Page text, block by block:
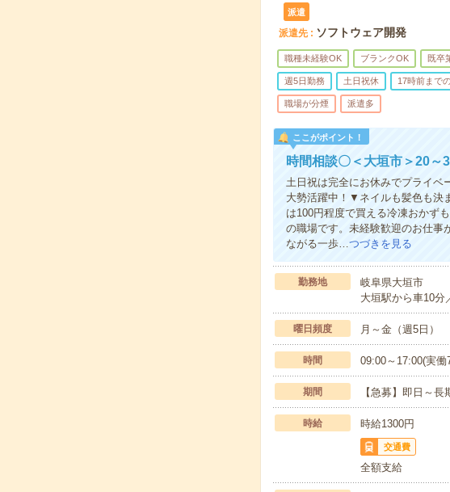
派遣
派遣先 ソフトウェア開発
職種未経験OK ブランクOK 既卒
週5日勤務 土日祝休 17時前まで
職場が分煙 派遣多
ここがポイント！
時間相談〇＜大垣市＞20～
土日祝は完全にお休みでプライ
大勢活躍中！▼ネイルも髪色も決
は100円程度で買える冷凍おかず
の職場です。未経験歓迎のお仕事
ながる一歩…つづきを見る
勤務地
岐阜県大垣市
大垣駅から車10分
曜日頻度 月～金（週5日）
時間 09:00～17:00(実
期間 【急募】即日～
時給 時給1300円
交通費
全額支給